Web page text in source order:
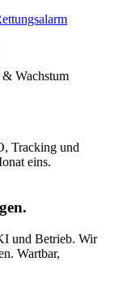
Wachstum
Tracking und
eins.
und Betrieb. Wir
Wartbar,